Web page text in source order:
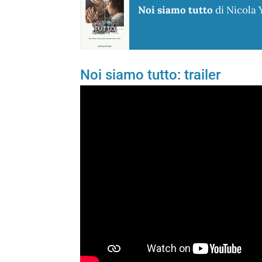
Noi siamo tutto di Nicola
Noi siamo tutto: trailer